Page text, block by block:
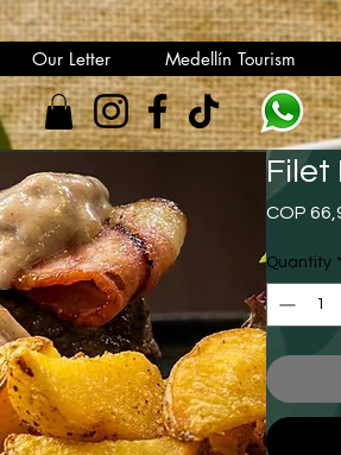
Our Letter Medellín Tourism
Filet
COP
Quantity *